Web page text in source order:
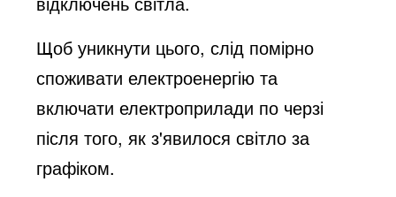
Щоб уникнути цього, слід помірно
споживати електроенергію та
включати електроприлади по черзі
після того, як з'явилося світло за
графіком.